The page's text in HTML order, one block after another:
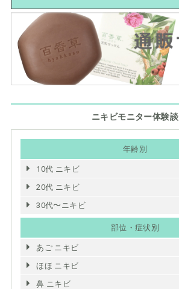
ニキビモニター体験談
年齢別
10代 ニキビ
20代 ニキビ
30代〜ニキビ
部位・症状別
あご ニキビ
ほほ ニキビ
鼻 ニキビ